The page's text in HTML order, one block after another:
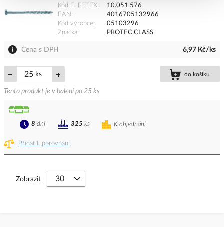
Kód ELFETEX
10.051.576
EAN
4016705132966
Kód výrobce
05103296
Značka
PROTEC.CLASS
Cena s DPH 6,97 Kč/ks
ks do košíku
Tento produkt je v balení po 25 ks
Přidat k porovnání
K objednání
8 dní 325 ks
Zobrazit